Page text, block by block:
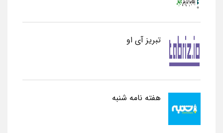
تبریز آی او
هفته نامه شنبه